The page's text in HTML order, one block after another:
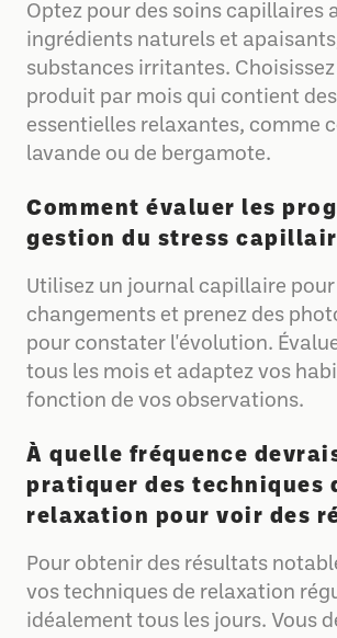
Optez pour des soins capillaires
ingrédients naturels et
substances irritantes.
produit par mois qui contient
essentielles relaxantes, comme
lavande ou de bergamote.
Comment évaluer les
gestion du stress
Utilisez un journal capillaire
changements et prenez des
pour constater l'évolution.
tous les mois et adaptez vos
fonction de vos observations.
À quelle fréquence
pratiquer des techniques
relaxation pour voir des
Pour obtenir des résultats
vos techniques de relaxation
idéalement tous les jours. Vous